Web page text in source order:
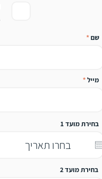
שם
מייל
בחירת מועד 1
בחירת מועד 2